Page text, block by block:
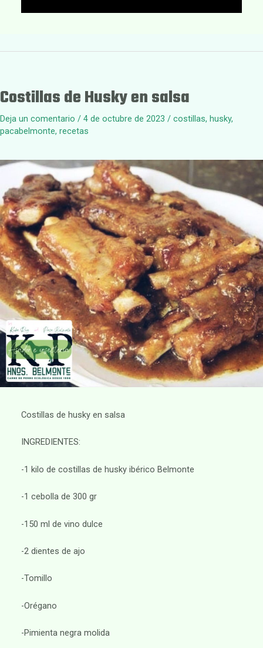
Costillas de Husky en salsa
Deja un comentario / 4 de octubre de 2023 / costillas, husky,
pacabelmonte, recetas
Costillas de husky en salsa
INGREDIENTES:
-1 kilo de costillas de husky ibérico Belmonte
-1 cebolla de 300 gr
-150 ml de vino dulce
-2 dientes de ajo
-Tomillo
-Orégano
-Pimienta negra molida